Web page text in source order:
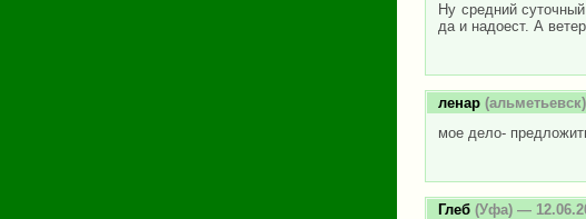
Ну средний
да и надоест. А
ленар
мое дело-
Глеб (Уфа) —